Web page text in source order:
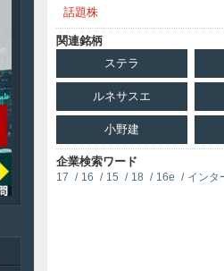
話題株
関連銘柄
ステラ
ルネサスエ
小野建
企業検索ワード
17 16 15 18 16e インタ